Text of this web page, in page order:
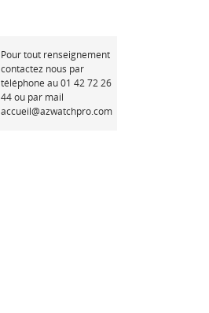
Pour tout renseignement
contactez nous par
téléphone au 01 42 72 26
44 ou par mail
accueil@azwatchpro.com